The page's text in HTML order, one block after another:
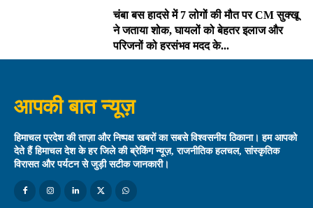
चंबा बस हादसे में 7 लोगों की मौत पर CM सुक्खू
ने जताया शोक, घायलों को बेहतर इलाज और
परिजनों को हरसंभव मदद के...
आपकी बात न्यूज़
हिमाचल प्रदेश की ताज़ा और निष्पक्ष खबरों का सबसे विश्वसनीय ठिकाना। हम आपको
देते हैं हिमाचल देश के हर जिले की ब्रेकिंग न्यूज़, राजनीतिक हलचल, सांस्कृतिक
विरासत और पर्यटन से जुड़ी सटीक जानकारी।